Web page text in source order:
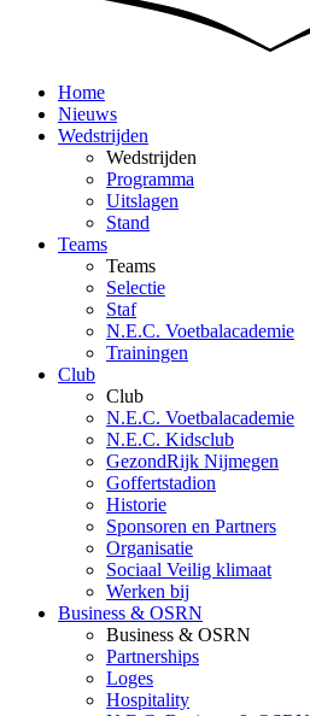
Home
Nieuws
Wedstrijden
Wedstrijden
Programma
Uitslagen
Stand
Teams
Teams
Selectie
Staf
N.E.C. Voetbalacademie
Trainingen
Club
Club
N.E.C. Voetbalacademie
N.E.C. Kidsclub
GezondRijk Nijmegen
Goffertstadion
Historie
Sponsoren en Partners
Organisatie
Sociaal Veilig klimaat
Werken bij
Business & OSRN
Business & OSRN
Partnerships
Loges
Hospitality